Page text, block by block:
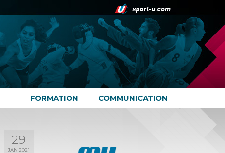
FORMATION COMMUNICATION
29
JAN 2021